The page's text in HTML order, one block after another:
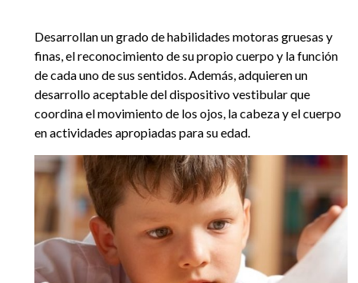
Desarrollan un grado de habilidades motoras gruesas y
finas, el reconocimiento de su propio cuerpo y la función
de cada uno de sus sentidos. Además, adquieren un
desarrollo aceptable del dispositivo vestibular que
coordina el movimiento de los ojos, la cabeza y el cuerpo
en actividades apropiadas para su edad.